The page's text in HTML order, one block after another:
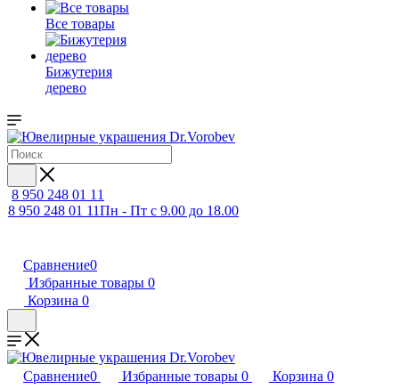
Все товары
Бижутерия
дерево
8 950 248 01 11
8 950 248 01 11Пн - Пт с 9.00 до 18.00
Сравнение0
Избранные товары 0
Корзина 0
Сравнение0 Избранные товары 0 Корзина 0